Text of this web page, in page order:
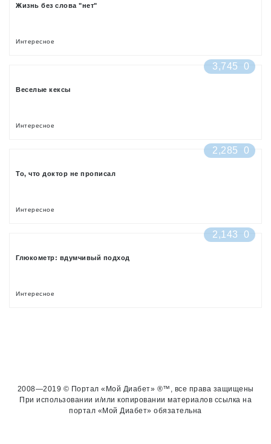
Жизнь без слова "нет"
Интересное
3,745 0
Веселые кексы
Интересное
2,285 0
То, что доктор не прописал
Интересное
2,143 0
Глюкометр: вдумчивый подход
Интересное
2008—2019 © Портал «Мой Диабет» ®™, все права защищены
При использовании и/или копировании материалов ссылка на
портал «Мой Диабет» обязательна